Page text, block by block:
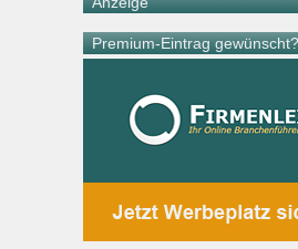
Premium-Eintrag gewünscht?